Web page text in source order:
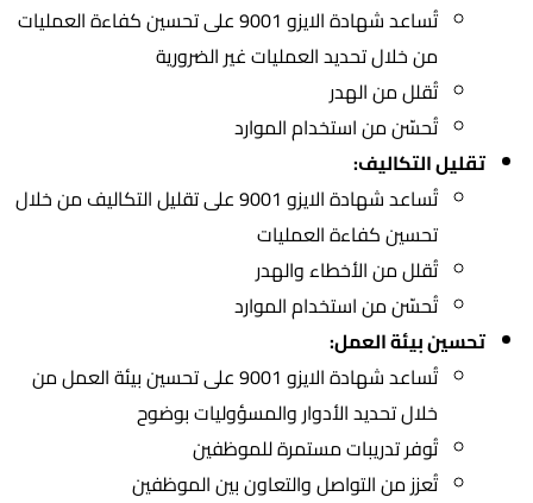
تُساعد شهادة الايزو 9001 على تحسين كفاءة العمليات
من خلال تحديد العمليات غير الضرورية
تُقلل من الهدر
تُحسّن من استخدام الموارد
تقليل التكاليف:
تُساعد شهادة الايزو 9001 على تقليل التكاليف من خلال
تحسين كفاءة العمليات
تُقلل من الأخطاء والهدر
تُحسّن من استخدام الموارد
تحسين بيئة العمل:
تُساعد شهادة الايزو 9001 على تحسين بيئة العمل من
خلال تحديد الأدوار والمسؤوليات بوضوح
تُوفر تدريبات مستمرة للموظفين
تُعزز من التواصل والتعاون بين الموظفين